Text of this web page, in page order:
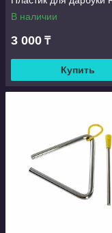
В наличии
3 000 ₸
Купить